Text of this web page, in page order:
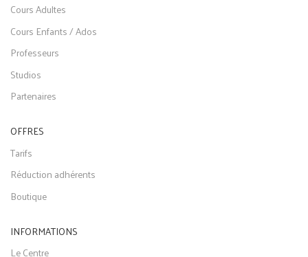
Cours Adultes
Cours Enfants / Ados
Professeurs
Studios
Partenaires
OFFRES
Tarifs
Réduction adhérents
Boutique
INFORMATIONS
Le Centre